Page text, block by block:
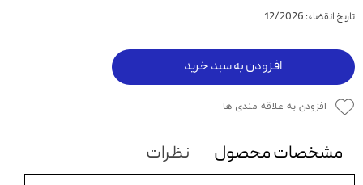
تاریخ انقضاء: 12/2026
افزودن به سبد خرید
افزودن به علاقه مندی ها
مشخصات محصول نظرات